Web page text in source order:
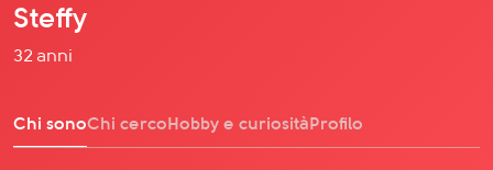
Steffy
32 anni
Chi sonoChi cercoHobby e curiositàProfilo